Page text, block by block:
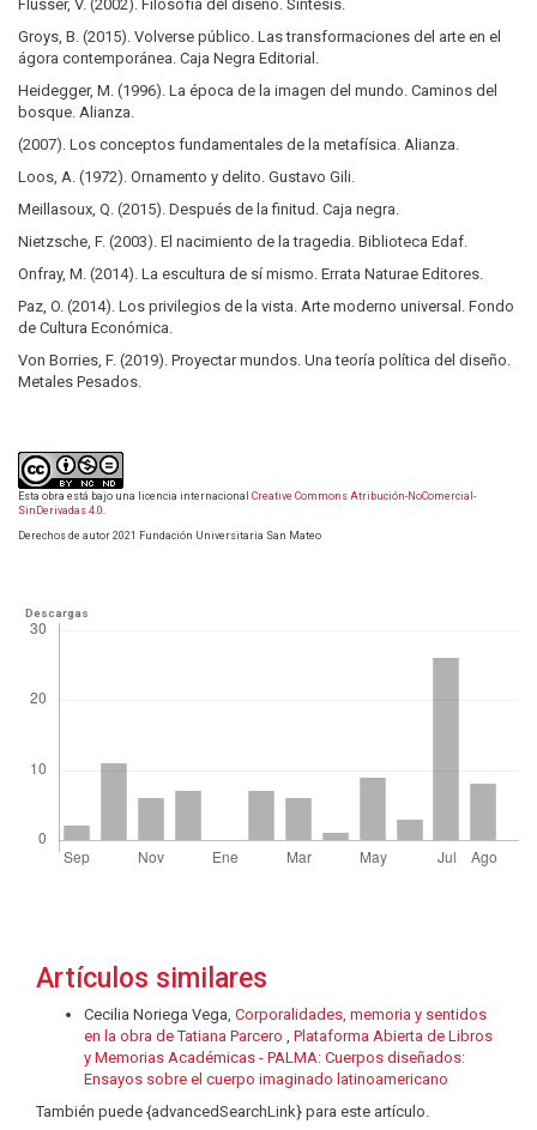
Flusser, V. (2002). Filosofía del diseño. Síntesis.
Groys, B. (2015). Volverse público. Las transformaciones del arte en el
ágora contemporánea. Caja Negra Editorial.
Heidegger, M. (1996). La época de la imagen del mundo. Caminos del
bosque. Alianza.
(2007). Los conceptos fundamentales de la metafísica. Alianza.
Loos, A. (1972). Ornamento y delito. Gustavo Gili.
Meillasoux, Q. (2015). Después de la finitud. Caja negra.
Nietzsche, F. (2003). El nacimiento de la tragedia. Biblioteca Edaf.
Onfray, M. (2014). La escultura de sí mismo. Errata Naturae Editores.
Paz, O. (2014). Los privilegios de la vista. Arte moderno universal. Fondo
de Cultura Económica.
Von Borries, F. (2019). Proyectar mundos. Una teoría política del diseño.
Metales Pesados.
Esta obra está bajo una licencia internacional Creative Commons Atribución-NoComercial-
SinDerivadas 4.0.
Derechos de autor 2021 Fundación Universitaria San Mateo
Descargas
Artículos similares
Cecilia Noriega Vega, Corporalidades, memoria y sentidos
en la obra de Tatiana Parcero , Plataforma Abierta de Libros
y Memorias Académicas - PALMA: Cuerpos diseñados:
Ensayos sobre el cuerpo imaginado latinoamericano
También puede {advancedSearchLink} para este artículo.